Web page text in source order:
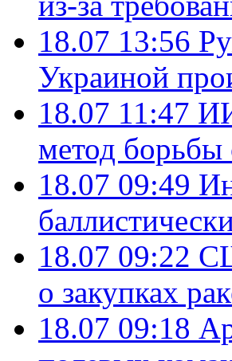
18.07 13:56
Украиной
18.07 11:47
метод борьбы
18.07 09:49
18.07 09:22
о закупках
18.07 09:18